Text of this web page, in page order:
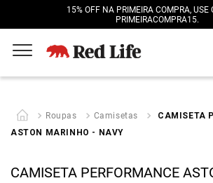
15% OFF NA PRIMEIRA COMPRA, USE
PRIMEIRACOMPRA15.
Roupas Camisetas
CAMISETA
ASTON MARINHO - NAVY
CAMISETA PERFORMANCE